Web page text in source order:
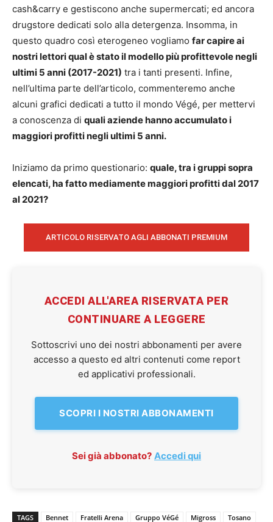
cash&carry e gestiscono anche supermercati; ed ancora
drugstore dedicati solo alla detergenza. Insomma, in
questo quadro così eterogeneo vogliamo far capire ai
nostri lettori qual è stato il modello più profittevole negli
ultimi 5 anni (2017-2021) tra i tanti presenti. Infine,
nell’ultima parte dell’articolo, commenteremo anche
alcuni grafici dedicati a tutto il mondo Végé, per mettervi
a conoscenza di quali aziende hanno accumulato i
maggiori profitti negli ultimi 5 anni.
Iniziamo da primo questionario: quale, tra i gruppi sopra
elencati, ha fatto mediamente maggiori profitti dal 2017
al 2021?
ARTICOLO RISERVATO AGLI ABBONATI PREMIUM
ACCEDI ALL'AREA RISERVATA PER
CONTINUARE A LEGGERE
Sottoscrivi uno dei nostri abbonamenti per avere
accesso a questo ed altri contenuti come report
ed applicativi professionali.
SCOPRI I NOSTRI ABBONAMENTI
Sei già abbonato? Accedi qui
TAGS Bennet Fratelli Arena Gruppo VéGé Migross Tosano